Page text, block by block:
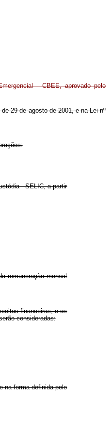
- CBEE, aprovado pelo
29 de agosto de 2001, e na Lei nº
- SELIC, a partir
remuneração mensal
financeiras, e os
consideradas:
na forma definida pelo